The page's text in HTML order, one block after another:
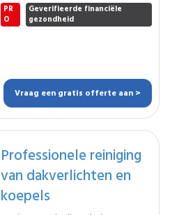
PR
O
Geverifieerde financiële
gezondheid
Vraag een gratis offerte aan >
Professionele reiniging
van dakverlichten en
koepels